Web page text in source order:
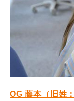
OG 藤本（旧姓